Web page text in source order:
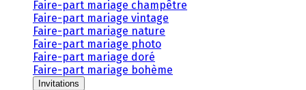
Faire-part mariage champêtre
Faire-part mariage vintage
Faire-part mariage nature
Faire-part mariage photo
Faire-part mariage doré
Faire-part mariage bohème
Invitations